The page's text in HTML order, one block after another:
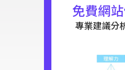
免費網
專業建議分